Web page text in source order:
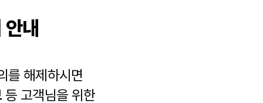
내
를 해제하시면
등 고객님을 위한